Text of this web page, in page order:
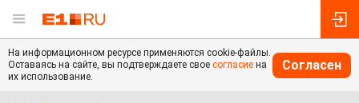
На информационном ресурсе применяются cookie-файлы.
Оставаясь на сайте, вы подтверждаете свое согласие на
их использование.
Согласен